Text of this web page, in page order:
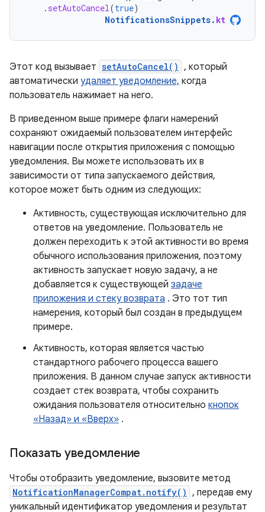
. setAutoCancel(true)
NotificationsSnippets. kt
Этот код вызывает setAutoCancel()
, который
автоматически удаляет уведомление, когда
пользователь нажимает на него.
В приведенном выше примере флаги намерений
сохраняют ожидаемый пользователем интерфейс
навигации после открытия приложения с помощью
уведомления. Вы можете использовать их в
зависимости от типа запускаемого действия,
которое может быть одним из следующих:
Активность, существующая исключительно для
ответов на уведомление. Пользователь не
должен переходить к этой активности во время
обычного использования приложения, поэтому
активность запускает новую задачу, а не
добавляется к существующей задаче
приложения и стеку возврата . Это тот тип
намерения, который был создан в предыдущем
примере.
Активность, которая является частью
стандартного рабочего процесса вашего
приложения. В данном случае запуск активности
создает стек возврата, чтобы сохранить
ожидания пользователя относительно кнопок
«Назад» и «Вверх» .
Показать уведомление
Чтобы отобразить уведомление, вызовите метод
NotificationManagerCompat.notify()
, передав ему
уникальный идентификатор уведомления и результат